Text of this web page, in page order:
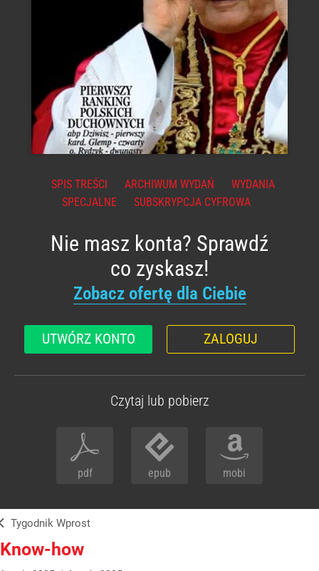
SPIS TREŚCI ARCHIWUM WYDAŃ
WYDANIA
SPECJALNE
SUBSKRYPCJA CYFROWA
Nie masz konta? Sprawdź
co zyskasz!
Zobacz ofertę dla Ciebie
UTWÓRZ KONTO ZALOGUJ
Czytaj lub pobierz
pdf epub mobi
Tygodnik Wprost
Know-how